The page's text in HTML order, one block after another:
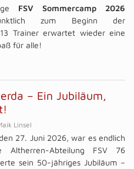
FSV Sommercamp 2026
zum Beginn der
Trainer erwartet wieder eine
für alle!
– Ein Jubiläum,
Linsel
27. Juni 2026, war es endlich
Abteilung FSV 76
sein 50-jähriges Jubiläum –